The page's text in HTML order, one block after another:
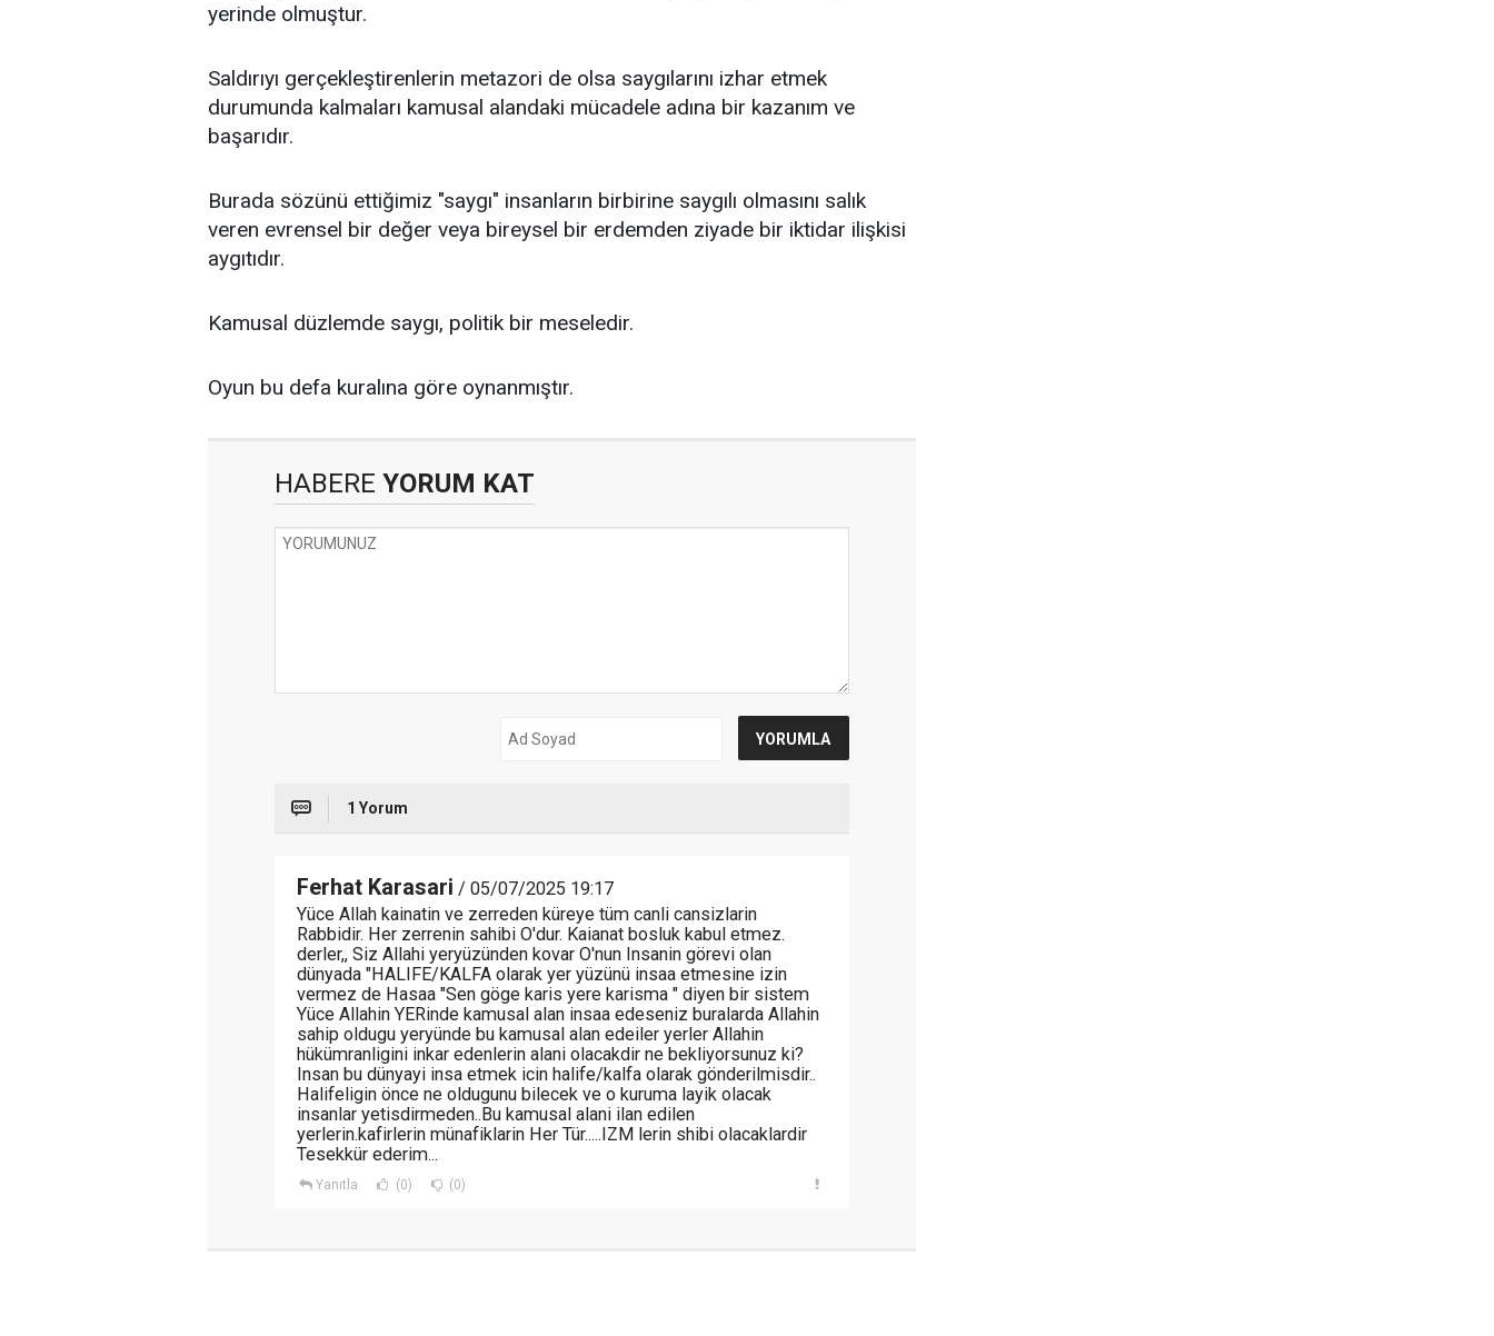
yerinde olmuştur.
Saldırıyı gerçekleştirenlerin metazori de olsa saygılarını izhar etmek
durumunda kalmaları kamusal alandaki mücadele adına bir kazanım ve
başarıdır.
Burada sözünü ettiğimiz "saygı" insanların birbirine saygılı olmasını salık
veren evrensel bir değer veya bireysel bir erdemden ziyade bir iktidar ilişkisi
aygıtıdır.
Kamusal düzlemde saygı, politik bir meseledir.
Oyun bu defa kuralına göre oynanmıştır.
HABERE YORUM KAT
1 Yorum
Ferhat Karasari / 05/07/2025 19:17
Yüce Allah kainatin ve zerreden küreye tüm canli cansizlarin
Rabbidir. Her zerrenin sahibi O'dur. Kaianat bosluk kabul etmez.
derler,, Siz Allahi yeryüzünden kovar O'nun Insanin görevi olan
dünyada "HALIFE/KALFA olarak yer yüzünü insaa etmesine izin
vermez de Hasaa "Sen göge karis yere karisma " diyen bir sistem
Yüce Allahin YERinde kamusal alan insaa edeseniz buralarda Allahin
sahip oldugu yeryünde bu kamusal alan edeiler yerler Allahin
hükümranligini inkar edenlerin alani olacakdir ne bekliyorsunuz ki?
Insan bu dünyayi insa etmek icin halife/kalfa olarak gönderilmisdir..
Halifeligin önce ne oldugunu bilecek ve o kuruma layik olacak
insanlar yetisdirmeden..Bu kamusal alani ilan edilen
yerlerin.kafirlerin münafiklarin Her Tür.....IZM lerin shibi olacaklardir
Tesekkür ederim...
Yanıtla (0) (0)